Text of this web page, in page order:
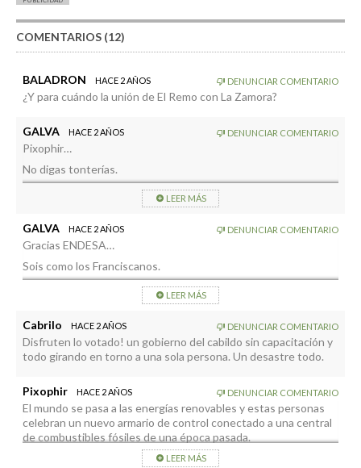
COMENTARIOS (12)
BALADRON HACE 2 AÑOS DENUNCIAR COMENTARIO
¿Y para cuándo la unión de El Remo con La Zamora?
GALVA HACE 2 AÑOS DENUNCIAR COMENTARIO
Pixophir…
No digas tonterías.
Es tecnología de última generación. El aislamiento térmico, por
AH…YA, YA, YA….
LEER MÁS
GALVA HACE 2 AÑOS DENUNCIAR COMENTARIO
Gracias ENDESA…
Sois como los Franciscanos.
Todo ese bien y ninguna ganancia en dinero. Son héroes. 🤭🤔
LEER MÁS
Cabrilo HACE 2 AÑOS DENUNCIAR COMENTARIO
Disfruten lo votado! un gobierno del cabildo sin capacitación y
todo girando en torno a una sola persona. Un desastre todo.
Pixophir HACE 2 AÑOS DENUNCIAR COMENTARIO
El mundo se pasa a las energías renovables y estas personas
celebran un nuevo armario de control conectado a una central
de combustibles fósiles de una época pasada.
LEER MÁS